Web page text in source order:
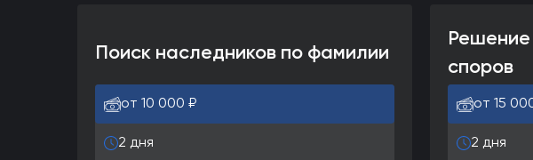
Поиск наследников по фамилии
от 10 000 ₽
2 дня
споров
от 15
2 дня